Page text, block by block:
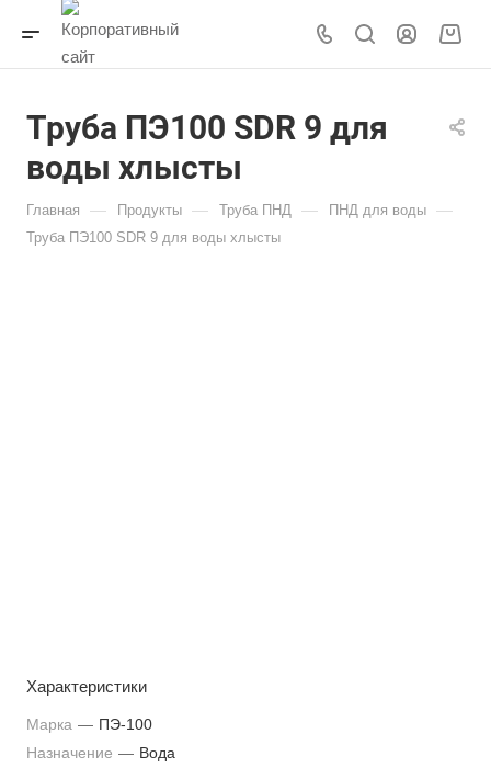
Труба ПЭ100 SDR 9 для
воды хлысты
Главная — Продукты — Труба ПНД — ПНД для воды —
Труба ПЭ100 SDR 9 для воды хлысты
Характеристики
Марка — ПЭ-100
Назначение — Вода